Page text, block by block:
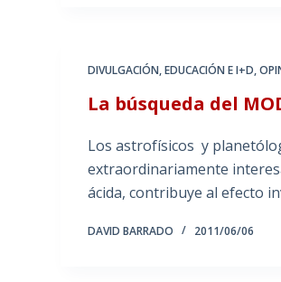
DIVULGACIÓN,EDUCACIÓN E I+D,
La búsqueda del
Los astrofísicos y
extraordinariamente
ácida, contribuye al efecto
DAVID BARRADO 2011/06/06